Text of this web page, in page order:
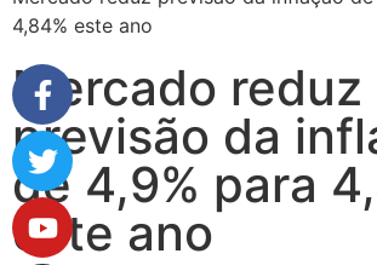
4,84% este ano
Mercado reduz
previsão da
de 4,9% para
este ano